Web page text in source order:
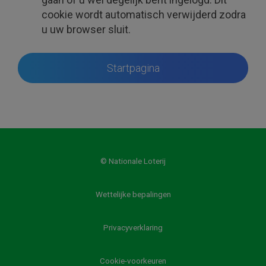
cookie wordt automatisch verwijderd zodra
u uw browser sluit.
Startpagina
© Nationale Loterij
Wettelijke bepalingen
Privacyverklaring
Cookie-voorkeuren